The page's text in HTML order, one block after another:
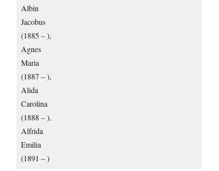
Albin
Jacobus
(1885 – ),
Agnes
Maria
(1887 – ),
Alida
Carolina
(1888 – ),
Alfrida
Emilia
(1891 – )